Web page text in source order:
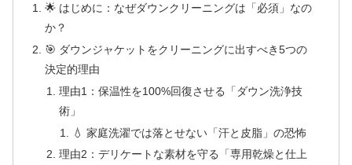
🌟 はじめに：なぜダウンクリーニングは「必須」なの
か？
🎯 ダウンジャケットをクリーニングに出すべき5つの
決定的理由
理由1：保温性を100%回復させる「ダウン洗浄技
術」
💧 家庭洗濯では落とせない「汗と皮脂」の恐怖
理由2：デリケートな素材を守る「専用乾燥と仕上